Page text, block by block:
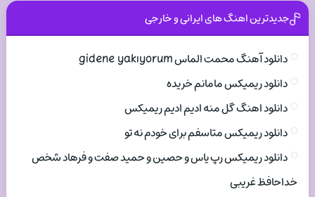
جدیدترین اهنگ های ایرانی و خارجی
دانلود آهنگ محمت الماس gidene yakıyorum
دانلود ریمیکس مامانم خریده
دانلود اهنگ گل منه ادیم ادیم ریمیکس
دانلود ریمیکس متاسفم برای خودم نه تو
دانلود ریمیکس رپ یاس و حصین و حمید صفت و فرهاد شخص
خداحافظ غریبی